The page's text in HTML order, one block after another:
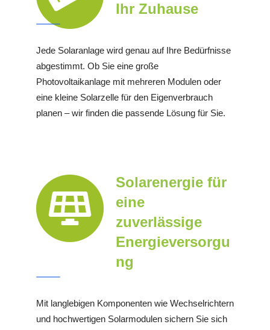
Ihr Zuhause
Jede Solaranlage wird genau auf Ihre Bedürfnisse
abgestimmt. Ob Sie eine große
Photovoltaikanlage mit mehreren Modulen oder
eine kleine Solarzelle für den Eigenverbrauch
planen – wir finden die passende Lösung für Sie.
Solarenergie für
eine
zuverlässige
Energieversorgu
ng
Mit langlebigen Komponenten wie Wechselrichtern
und hochwertigen Solarmodulen sichern Sie sich